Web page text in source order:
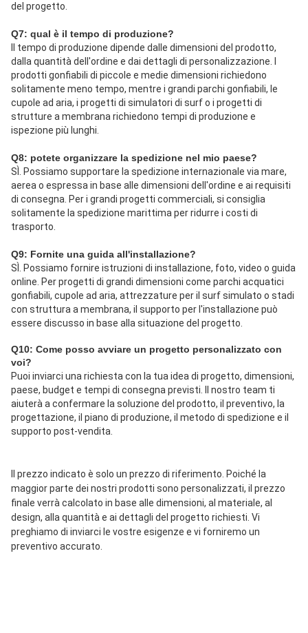
del progetto.
Q7: qual è il tempo di produzione?
Il tempo di produzione dipende dalle dimensioni del prodotto,
dalla quantità dell'ordine e dai dettagli di personalizzazione. I
prodotti gonfiabili di piccole e medie dimensioni richiedono
solitamente meno tempo, mentre i grandi parchi gonfiabili, le
cupole ad aria, i progetti di simulatori di surf o i progetti di
strutture a membrana richiedono tempi di produzione e
ispezione più lunghi.
Q8: potete organizzare la spedizione nel mio paese?
SÌ. Possiamo supportare la spedizione internazionale via mare,
aerea o espressa in base alle dimensioni dell'ordine e ai requisiti
di consegna. Per i grandi progetti commerciali, si consiglia
solitamente la spedizione marittima per ridurre i costi di
trasporto.
Q9: Fornite una guida all'installazione?
SÌ. Possiamo fornire istruzioni di installazione, foto, video o guida
online. Per progetti di grandi dimensioni come parchi acquatici
gonfiabili, cupole ad aria, attrezzature per il surf simulato o stadi
con struttura a membrana, il supporto per l'installazione può
essere discusso in base alla situazione del progetto.
Q10: Come posso avviare un progetto personalizzato con
voi?
Puoi inviarci una richiesta con la tua idea di progetto, dimensioni,
paese, budget e tempi di consegna previsti. Il nostro team ti
aiuterà a confermare la soluzione del prodotto, il preventivo, la
progettazione, il piano di produzione, il metodo di spedizione e il
supporto post-vendita.
Il prezzo indicato è solo un prezzo di riferimento. Poiché la
maggior parte dei nostri prodotti sono personalizzati, il prezzo
finale verrà calcolato in base alle dimensioni, al materiale, al
design, alla quantità e ai dettagli del progetto richiesti. Vi
preghiamo di inviarci le vostre esigenze e vi forniremo un
preventivo accurato.